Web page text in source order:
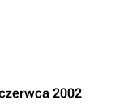
2002